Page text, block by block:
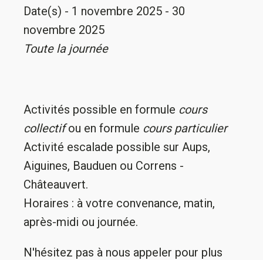
Date(s) - 1 novembre 2025 - 30
novembre 2025
Toute la journée
Activités possible en formule cours
collectifou en formule cours particulier
Activité escalade possible sur Aups,
Aiguines, Bauduen ou Correns -
Châteauvert.
Horaires : à votre convenance, matin,
après-midi ou journée.
N'hésitez pas à nous appeler pour plus